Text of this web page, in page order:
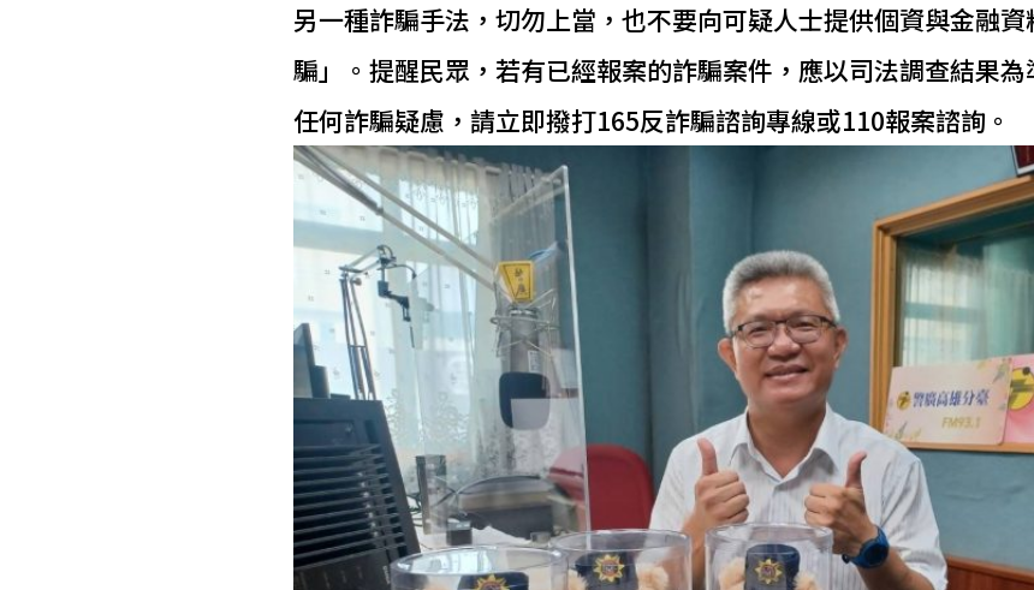
另一種詐騙手法，切勿上當，也不要向可疑人士提供個資與金融
騙」。提醒民眾，若有已經報案的詐騙案件，應以司法調查結果
任何詐騙疑慮，請立即撥打165反詐騙諮詢專線或110報案諮詢。